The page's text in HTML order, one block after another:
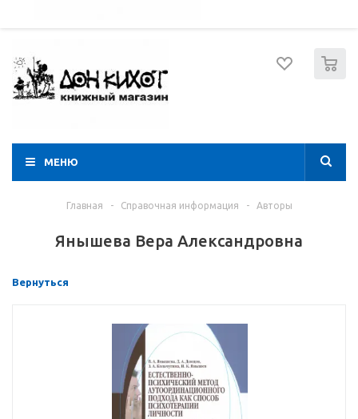
МЕНЮ
Главная - Справочная информация - Авторы
Янышева Вера Александровна
Вернуться